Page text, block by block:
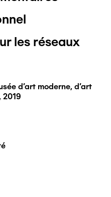
les réseaux
d'art moderne, d'art